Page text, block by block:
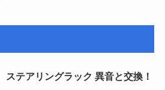
ステアリングラック 異音と交換！